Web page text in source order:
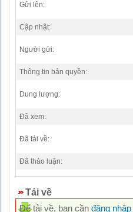
Gửi lên:
Cập nhật:
Người gửi:
Thông tin bản quyền:
Dung lượng:
Đã xem:
Đã tải về:
Đã thảo luận:
Tải về
Để tải về, bạn cần đăng nhập